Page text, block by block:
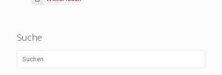
Suche